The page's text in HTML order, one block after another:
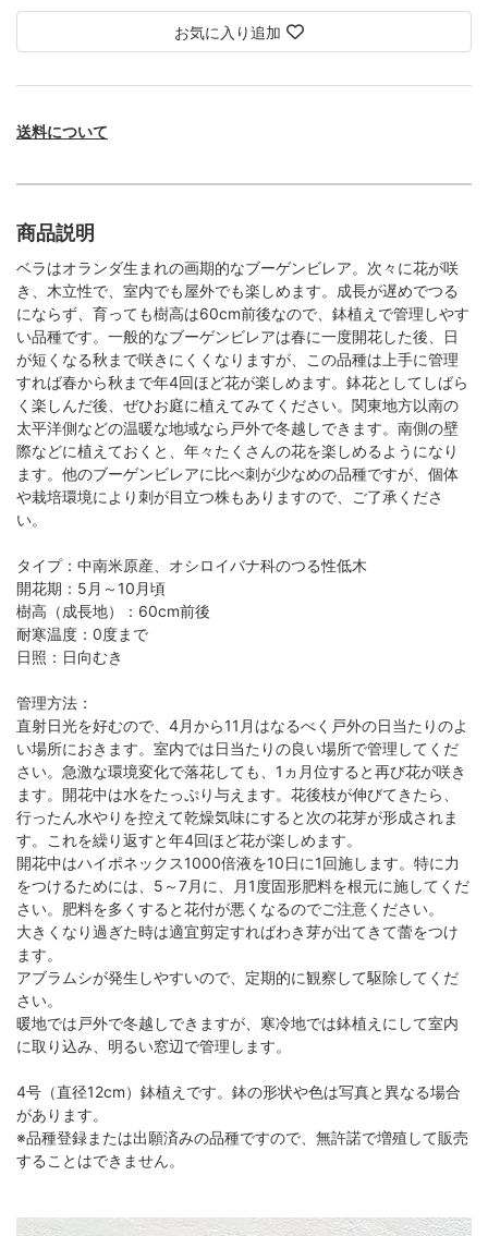
お気に入り追加
送料について
商品説明
ベラはオランダ生まれの画期的なブーゲンビレア。次々に花が咲
き、木立性で、室内でも屋外でも楽しめます。成長が遅めでつる
にならず、育っても樹高は60cm前後なので、鉢植えで管理しやす
い品種です。一般的なブーゲンビレアは春に一度開花した後、日
が短くなる秋まで咲きにくくなりますが、この品種は上手に管理
すれば春から秋まで年4回ほど花が楽しめます。鉢花としてしばら
く楽しんだ後、ぜひお庭に植えてみてください。関東地方以南の
太平洋側などの温暖な地域なら戸外で冬越しできます。南側の壁
際などに植えておくと、年々たくさんの花を楽しめるようになり
ます。他のブーゲンビレアに比べ刺が少なめの品種ですが、個体
や栽培環境により刺が目立つ株もありますので、ご了承くださ
い。
タイプ：中南米原産、オシロイバナ科のつる性低木
開花期：5月～10月頃
樹高（成長地）：60cm前後
耐寒温度：0度まで
日照：日向むき
管理方法：
直射日光を好むので、4月から11月はなるべく戸外の日当たりのよ
い場所におきます。室内では日当たりの良い場所で管理してくだ
さい。急激な環境変化で落花しても、1ヵ月位すると再び花が咲き
ます。開花中は水をたっぷり与えます。花後枝が伸びてきたら、
行ったん水やりを控えて乾燥気味にすると次の花芽が形成されま
す。これを繰り返すと年4回ほど花が楽しめます。
開花中はハイポネックス1000倍液を10日に1回施します。特に力
をつけるためには、5～7月に、月1度固形肥料を根元に施してくだ
さい。肥料を多くすると花付が悪くなるのでご注意ください。
大きくなり過ぎた時は適宜剪定すればわき芽が出てきて蕾をつけ
ます。
アブラムシが発生しやすいので、定期的に観察して駆除してくだ
さい。
暖地では戸外で冬越しできますが、寒冷地では鉢植えにして室内
に取り込み、明るい窓辺で管理します。
4号（直径12cm）鉢植えです。鉢の形状や色は写真と異なる場合
があります。
※品種登録または出願済みの品種ですので、無許諾で増殖して販売
することはできません。